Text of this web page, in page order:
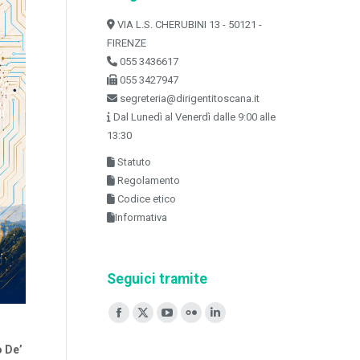
De’
VIA L.S. CHERUBINI 13 - 50121 -
FIRENZE
055 3436617
055 3427947
segreteria@dirigentitoscana.it
Dal Lunedì al Venerdì dalle 9:00 alle
13:30
Statuto
Regolamento
Codice etico
Informativa
Seguici tramite
Ci puoi trovare su:
Facebook
X
YouTube
FlickrLinkedin